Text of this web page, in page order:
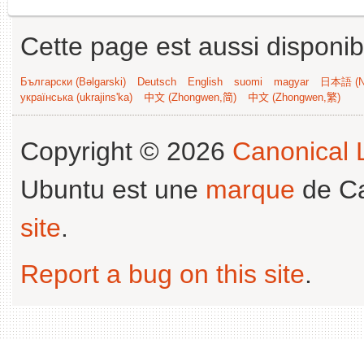
Cette page est aussi
Български (Bəlgarski) Deutsch English suomi magyar
日本語
українська (ukrajins'ka)
中文 (Zhongwen,简) 中文 (Zhongwen,繁)
Copyright © 2026 Canonical
Ubuntu est une marque de
site.
Report a bug on this site.